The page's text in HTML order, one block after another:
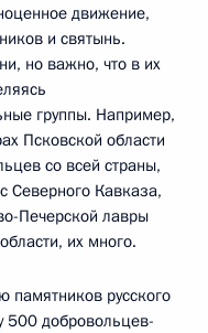
движение,
и святынь.
но важно, что в их
группы. Например,
Псковской области
со всей страны,
Северного Кавказа,
Печерской лавры
их много.
памятников русского
500 добровольцев-